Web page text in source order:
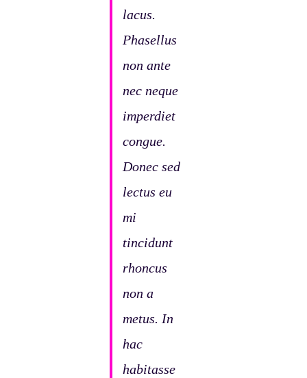
lacus.
Phasellus
non ante
nec neque
imperdiet
congue.
Donec sed
lectus eu
mi
tincidunt
rhoncus
non a
metus. In
hac
habitasse